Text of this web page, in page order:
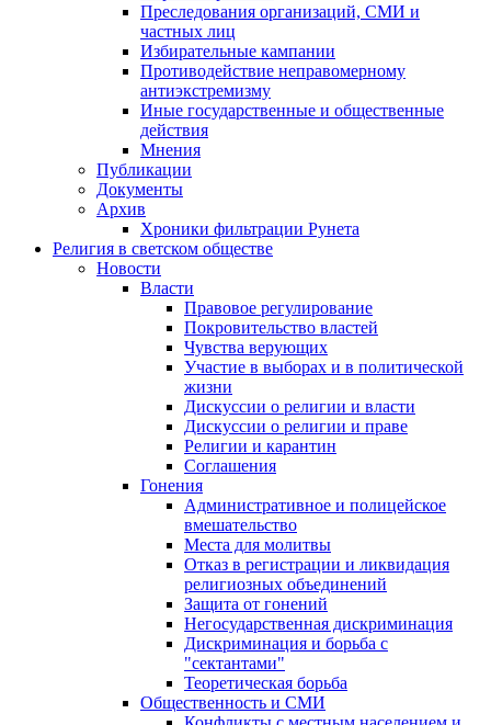
Преследования организаций, СМИ и
частных лиц
Избирательные кампании
Противодействие неправомерному
антиэкстремизму
Иные государственные и общественные
действия
Мнения
Публикации
Документы
Архив
Хроники фильтрации Рунета
Религия в светском обществе
Новости
Власти
Правовое регулирование
Покровительство властей
Чувства верующих
Участие в выборах и в политической
жизни
Дискуссии о религии и власти
Дискуссии о религии и праве
Религии и карантин
Соглашения
Гонения
Административное и полицейское
вмешательство
Места для молитвы
Отказ в регистрации и ликвидация
религиозных объединений
Защита от гонений
Негосударственная дискриминация
Дискриминация и борьба с
"сектантами"
Теоретическая борьба
Общественность и СМИ